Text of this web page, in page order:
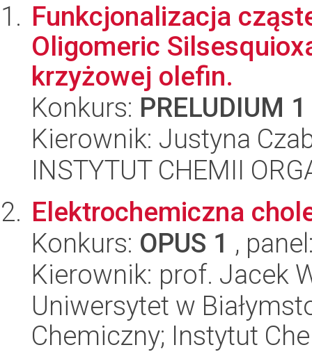
Funkcjonalizacja
Oligomeric
krzyżowej olefin.
Konkurs: PRELUDIUM 1
Kierownik: Justyna
INSTYTUT CHEMII
Elektrochemiczna
Konkurs: OPUS 1 ,
Kierownik: prof. Jacek
Uniwersytet w
Chemiczny; Instytut